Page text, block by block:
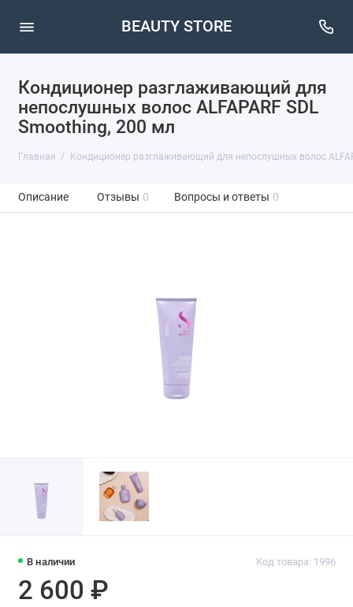
BEAUTY STORE
Кондиционер разглаживающий для
непослушных волос ALFAPARF SDL
Smoothing, 200 мл
Главная Кондиционер разглаживающий для непослушных волос
Описание Отзывы 0 Вопросы и ответы 0
В наличии Код товара: 1996
2 600 ₽